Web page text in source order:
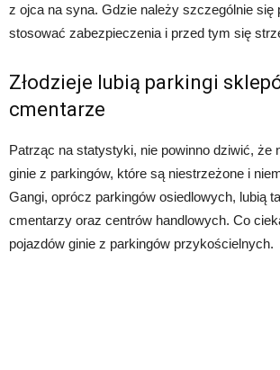
z ojca na syna. Gdzie należy szczególnie się
stosować zabezpieczenia i przed tym się
Złodzieje lubią parkingi
cmentarze
Patrząc na statystyki, nie powinno dziwić, że
ginie z parkingów, które są niestrzeżone i
Gangi, oprócz parkingów osiedlowych, lubią
cmentarzy oraz centrów handlowych. Co
pojazdów ginie z parkingów przykościelnych.